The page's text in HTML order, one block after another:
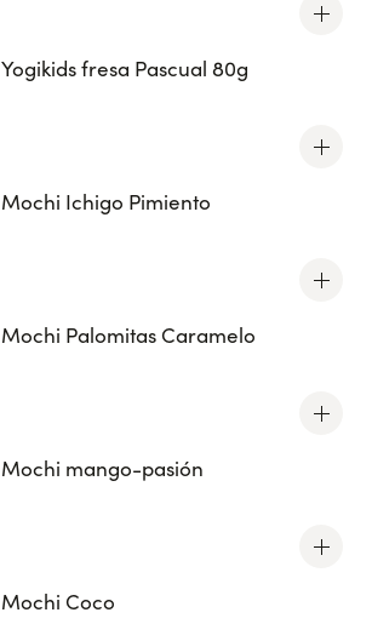
Yogikids fresa Pascual 80g
Mochi Ichigo Pimiento
Mochi Palomitas Caramelo
Mochi mango-pasión
Mochi Coco